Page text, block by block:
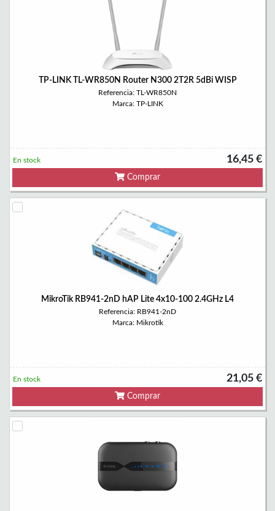
TP-LINK TL-WR850N Router N300 2T2R 5dBi WISP
Referencia: TL-WR850N
Marca: TP-LINK
16,45 €
En stock
Comprar
MikroTik RB941-2nD hAP Lite 4x10-100 2.4GHz L4
Referencia: RB941-2nD
Marca: Mikrotik
21,05 €
En stock
Comprar